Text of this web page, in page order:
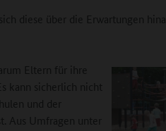
diese über die Erwartungen
Eltern für ihre
kann sicherlich nicht
und der
Aus Umfragen unter